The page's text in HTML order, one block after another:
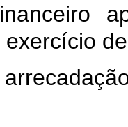
exercício